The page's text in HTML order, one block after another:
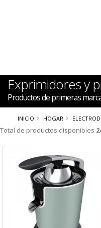
Exprimidores y
Productos de primeras
INICIO HOGAR
Total de productos disponibles